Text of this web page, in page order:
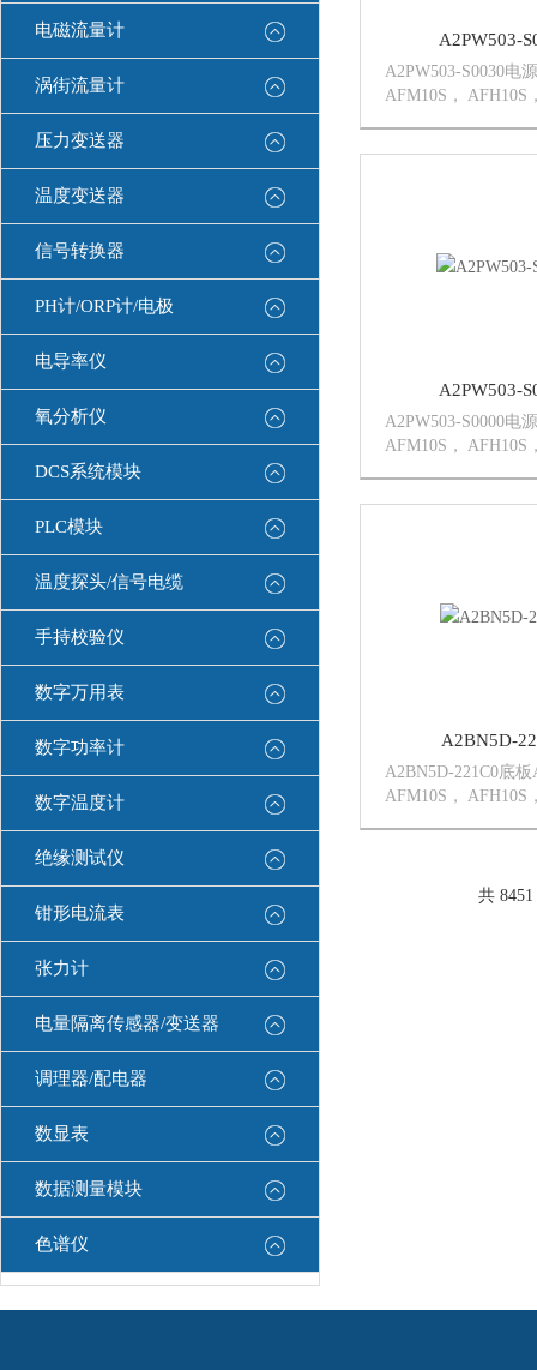
电磁流量计
涡街流量计
压力变送器
温度变送器
信号转换器
PH计/ORP计/电极
电导率仪
氧分析仪
DCS系统模块
PLC模块
温度探头/信号电缆
手持校验仪
数字万用表
数字功率计
数字温度计
绝缘测试仪
钳形电流表
张力计
电量隔离传感器/变送器
调理器/配电器
数显表
数据测量模块
色谱仪
A2PW503-
A2PW503-S0030电
AFM10S， AFH10S
A2PW503-
A2PW503-S0000电
AFM10S， AFH10S
A2BN5D-
A2BN5D-221C0底板
AFM10S， AFH10S
共